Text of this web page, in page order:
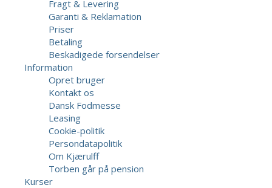
Fragt & Levering
Garanti & Reklamation
Priser
Betaling
Beskadigede forsendelser
Information
Opret bruger
Kontakt os
Dansk Fodmesse
Leasing
Cookie-politik
Persondatapolitik
Om Kjærulff
Torben går på pension
Kurser